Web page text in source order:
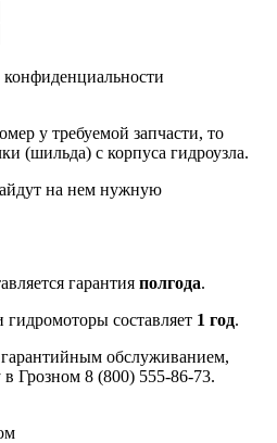
у требуемой запчасти, то
(шильда) с корпуса гидроузла.
на нем нужную
гарантия полгода.
составляет 1 год.
обслуживанием,
Грозном 8 (800) 555-86-73.